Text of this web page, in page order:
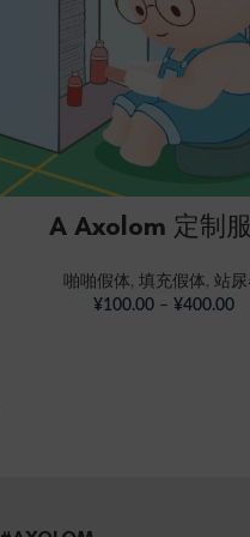
A Axolom 定制
啪啪假体, 填充假体, 站尿
¥100.00– ¥400.00